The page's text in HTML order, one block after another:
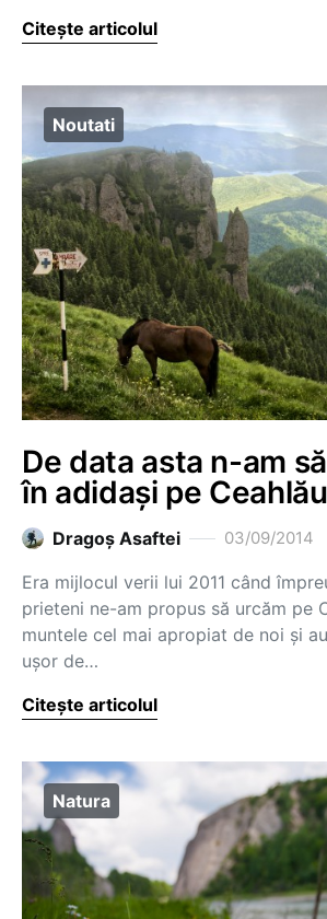
Citește articolul
Noutati
De data asta n-am
în adidași pe
Dragoş Asaftei 03/09/2014
Era mijlocul verii lui 2011 când
prieteni ne-am propus să urcăm pe
muntele cel mai apropiat de noi și
ușor de…
Citește articolul
Natura